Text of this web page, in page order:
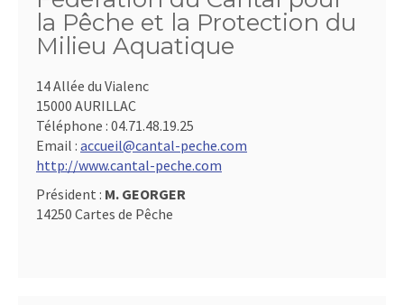
la Pêche et la Protection du
Milieu Aquatique
14 Allée du Vialenc
15000 AURILLAC
Téléphone : 04.71.48.19.25
Email : accueil@cantal-peche.com
http://www.cantal-peche.com
Président : M. GEORGER
14250 Cartes de Pêche